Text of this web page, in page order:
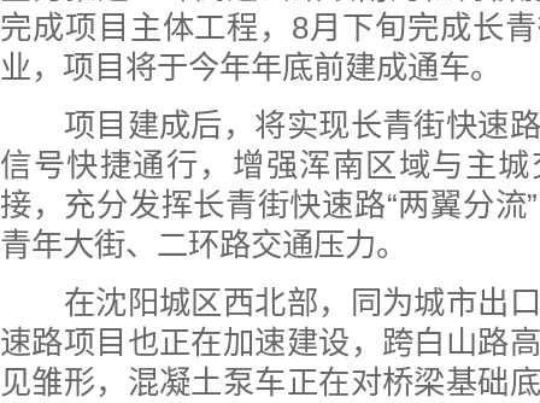
完成项目主体工程，8月下旬完成长
业，项目将于今年年底前建成通车。
项目建成后，将实现长青街快速路
信号快捷通行，增强浑南区域与主
接，充分发挥长青街快速路“两翼分流
青年大街、二环路交通压力。
在沈阳城区西北部，同为城市出口
速路项目也正在加速建设，跨白山路
见雏形，混凝土泵车正在对桥梁基础